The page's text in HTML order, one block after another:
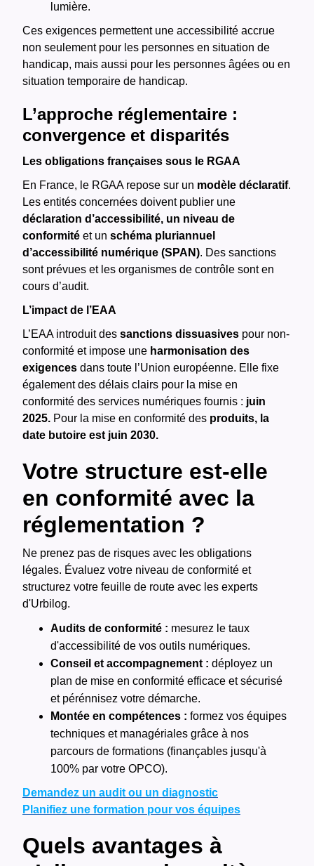
lumière​​.
Ces exigences permettent une accessibilité accrue
non seulement pour les personnes en situation de
handicap, mais aussi pour les personnes âgées ou en
situation temporaire de handicap​​.
L’approche réglementaire :
convergence et disparités
Les obligations françaises sous le RGAA
En France, le RGAA repose sur un modèle déclaratif.
Les entités concernées doivent publier une
déclaration d’accessibilité, un niveau de
conformité et un schéma pluriannuel
d’accessibilité numérique (SPAN)​​. Des sanctions
sont prévues et les organismes de contrôle sont en
cours d’audit.
L’impact de l’EAA
L’EAA introduit des sanctions dissuasives pour non-
conformité et impose une harmonisation des
exigences dans toute l’Union européenne. Elle fixe
également des délais clairs pour la mise en
conformité des services numériques fournis : juin
2025. Pour la mise en conformité des produits, la
date butoire est juin 2030.
Votre structure est-elle
en conformité avec la
réglementation ?
Ne prenez pas de risques avec les obligations
légales. Évaluez votre niveau de conformité et
structurez votre feuille de route avec les experts
d'Urbilog.
Audits de conformité : mesurez le taux
d'accessibilité de vos outils numériques.
Conseil et accompagnement : déployez un
plan de mise en conformité efficace et sécurisé
et pérénnisez votre démarche.
Montée en compétences : formez vos équipes
techniques et managériales grâce à nos
parcours de formations (finançables jusqu'à
100% par votre OPCO).
Demandez un audit ou un diagnostic
Planifiez une formation pour vos équipes
Quels avantages à